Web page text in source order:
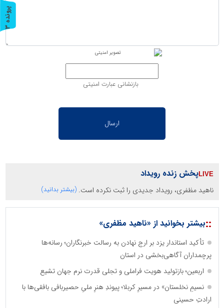
بازنشانی عبارت امنیتی
پخش زنده رویداد
ناهید مظفری، رویداد جدیدی را ثبت نکرده است. (بیشتر بدانید)
::بیشتر بخوانید از «ناهید مظفری»
تأکید استاندار یزد بر ارج نهادن به رسالت خبرنگاران؛ رسانه‌ها
پرچمداران آگاهی‌بخشی در استان
اربعین؛ بازتولید هویت فراملی و تجلی قدرت نرم جهان تشیع
نسیمِ نخلستان» در مسیرِ کربلا؛ پیوندِ هنرِ ملیِ حصیربافی بافقی‌ها با
ارادتِ حسینی
پ
ر
و
ن
د
ه
3